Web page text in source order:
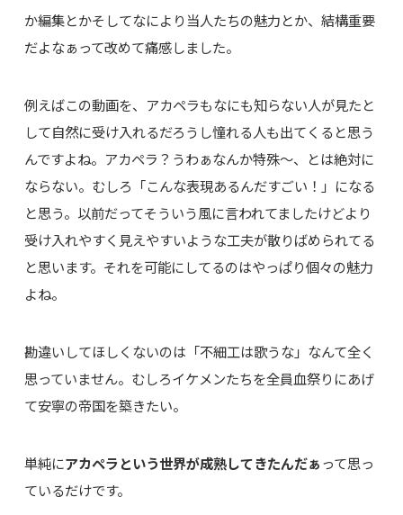
か編集とかそしてなにより当人たちの魅力とか、結構重要
だよなぁって改めて痛感しました。
例えばこの動画を、アカペラもなにも知らない人が見たと
して自然に受け入れるだろうし憧れる人も出てくると思う
んですよね。アカペラ？うわぁなんか特殊〜、とは絶対に
ならない。むしろ「こんな表現あるんだすごい！」になる
と思う。以前だってそういう風に言われてましたけどより
受け入れやすく見えやすいような工夫が散りばめられてる
と思います。それを可能にしてるのはやっぱり個々の魅力
よね。
勘違いしてほしくないのは「不細工は歌うな」なんて全く
思っていません。むしろイケメンたちを全員血祭りにあげ
て安寧の帝国を築きたい。
単純にアカペラという世界が成熟してきたんだぁって思っ
ているだけです。